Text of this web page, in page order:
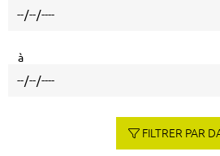
à
FILTRER PAR